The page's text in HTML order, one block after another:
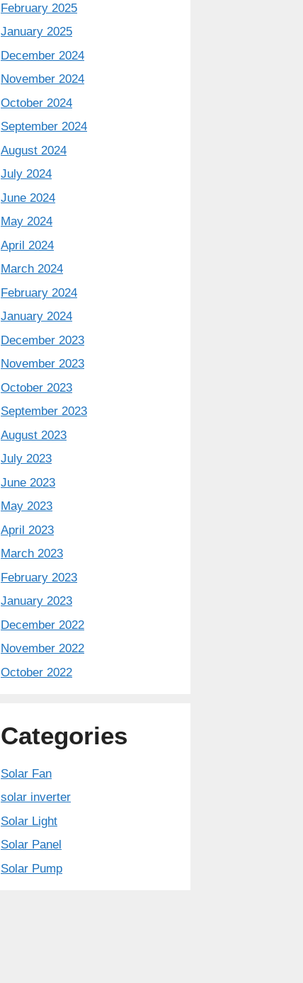
February 2025
January 2025
December 2024
November 2024
October 2024
September 2024
August 2024
July 2024
June 2024
May 2024
April 2024
March 2024
February 2024
January 2024
December 2023
November 2023
October 2023
September 2023
August 2023
July 2023
June 2023
May 2023
April 2023
March 2023
February 2023
January 2023
December 2022
November 2022
October 2022
Categories
Solar Fan
solar inverter
Solar Light
Solar Panel
Solar Pump